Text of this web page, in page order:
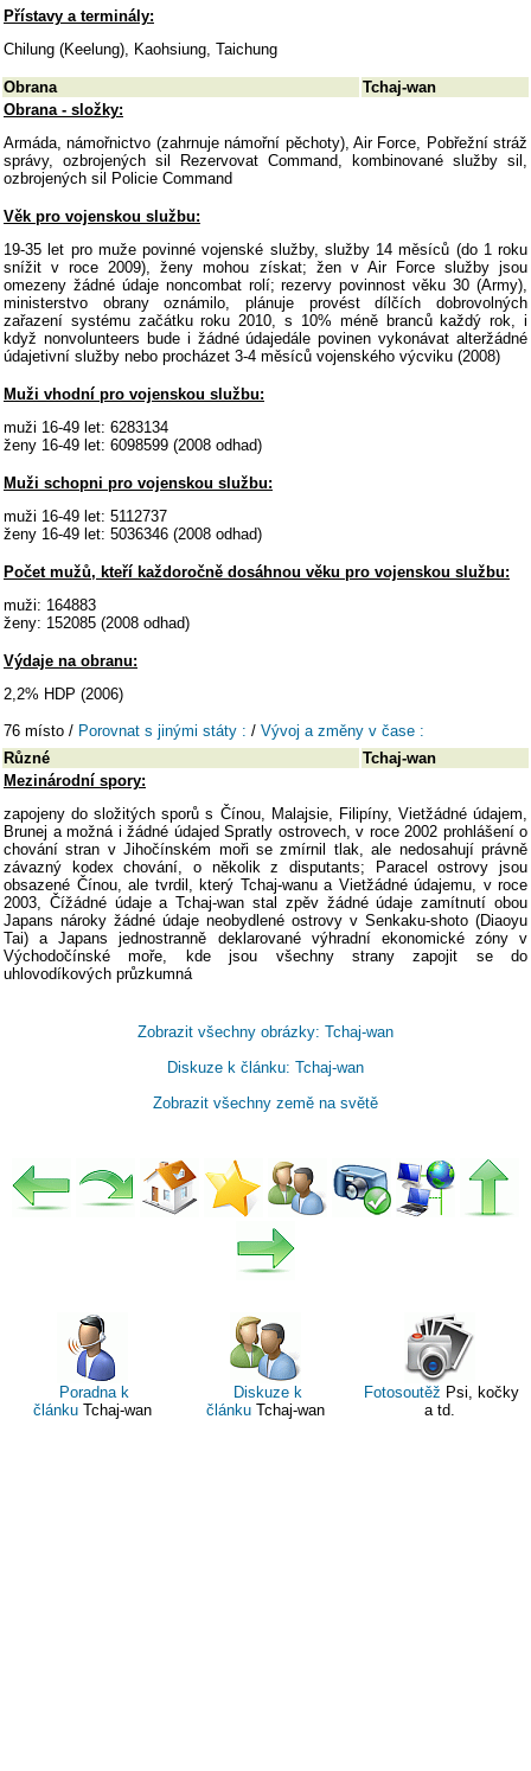
Přístavy a terminály:
Chilung (Keelung), Kaohsiung, Taichung
Obrana
Tchaj-wan
Obrana - složky:
Armáda, námořnictvo (zahrnuje námořní pěchoty), Air Force, Pobřežní stráž
správy, ozbrojených sil Rezervovat Command, kombinované služby sil,
ozbrojených sil Policie Command
Věk pro vojenskou službu:
19-35 let pro muže povinné vojenské služby, služby 14 měsíců (do 1 roku
snížit v roce 2009), ženy mohou získat; žen v Air Force služby jsou
omezeny žádné údaje noncombat rolí; rezervy povinnost věku 30 (Army),
ministerstvo obrany oznámilo, plánuje provést dílčích dobrovolných
zařazení systému začátku roku 2010, s 10% méně branců každý rok, i
když nonvolunteers bude i žádné údajedále povinen vykonávat alteržádné
údajetivní služby nebo procházet 3-4 měsíců vojenského výcviku (2008)
Muži vhodní pro vojenskou službu:
muži 16-49 let: 6283134
ženy 16-49 let: 6098599 (2008 odhad)
Muži schopni pro vojenskou službu:
muži 16-49 let: 5112737
ženy 16-49 let: 5036346 (2008 odhad)
Počet mužů, kteří každoročně dosáhnou věku pro vojenskou službu:
muži: 164883
ženy: 152085 (2008 odhad)
Výdaje na obranu:
2,2% HDP (2006)
76 místo / Porovnat s jinými státy : / Vývoj a změny v čase :
Různé
Tchaj-wan
Mezinárodní spory:
zapojeny do složitých sporů s Čínou, Malajsie, Filipíny, Vietžádné údajem,
Brunej a možná i žádné údajed Spratly ostrovech, v roce 2002 prohlášení o
chování stran v Jihočínském moři se zmírnil tlak, ale nedosahují právně
závazný kodex chování, o několik z disputants; Paracel ostrovy jsou
obsazené Čínou, ale tvrdil, který Tchaj-wanu a Vietžádné údajemu, v roce
2003, Čížádné údaje a Tchaj-wan stal zpěv žádné údaje zamítnutí obou
Japans nároky žádné údaje neobydlené ostrovy v Senkaku-shoto (Diaoyu
Tai) a Japans jednostranně deklarované výhradní ekonomické zóny v
Východočínské moře, kde jsou všechny strany zapojit se do
uhlovodíkových průzkumná
Zobrazit všechny obrázky: Tchaj-wan
Diskuze k článku: Tchaj-wan
Zobrazit všechny země na světě
Poradna k
článkuTchaj-wan
Diskuze k
článku Tchaj-wan
Fotosoutěž Psi, kočky
a td.